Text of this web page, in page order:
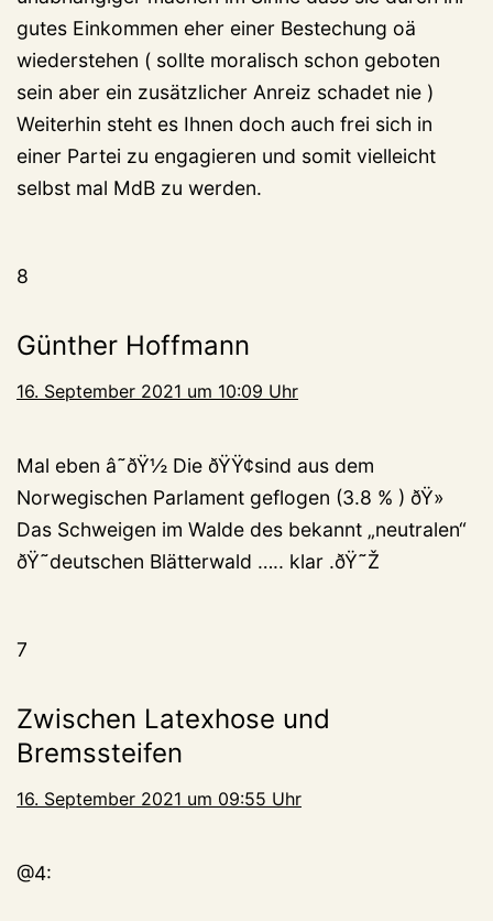
gutes Einkommen eher einer Bestechung oä
wiederstehen ( sollte moralisch schon geboten
sein aber ein zusätzlicher Anreiz schadet nie )
Weiterhin steht es Ihnen doch auch frei sich in
einer Partei zu engagieren und somit vielleicht
selbst mal MdB zu werden.
8
Günther Hoffmann
16. September 2021 um 10:09 Uhr
Mal eben â˜ðŸ½ Die ðŸŸ¢sind aus dem
Norwegischen Parlament geflogen (3.8 % ) ðŸ»
Das Schweigen im Walde des bekannt „neutralen“
ðŸ˜deutschen Blätterwald ….. klar .ðŸ˜Ž
7
Zwischen Latexhose und
Bremssteifen
16. September 2021 um 09:55 Uhr
@4: